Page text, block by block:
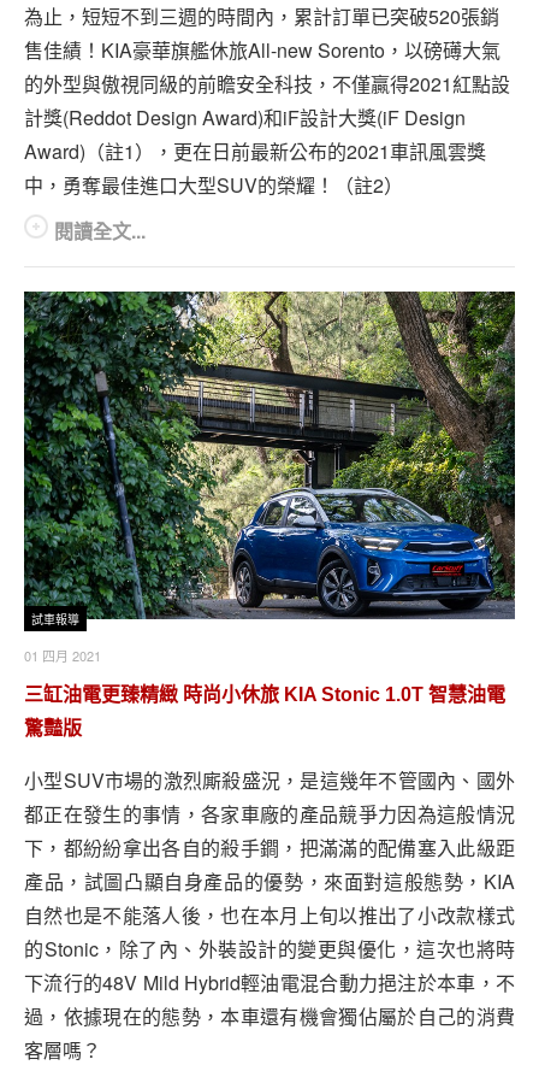
為止，短短不到三週的時間內，累計訂單已突破520張銷
售佳績！KIA豪華旗艦休旅All-new Sorento，以磅礡大氣
的外型與傲視同級的前瞻安全科技，不僅贏得2021紅點設
計獎(Reddot Design Award)和iF設計大獎(iF Design
Award)（註1），更在日前最新公布的2021車訊風雲獎
中，勇奪最佳進口大型SUV的榮耀！（註2）
閱讀全文...
試車報導
01 四月 2021
三缸油電更臻精緻 時尚小休旅 KIA Stonic 1.0T 智慧油電
驚豔版
小型SUV市場的激烈廝殺盛況，是這幾年不管國內、國外
都正在發生的事情，各家車廠的產品競爭力因為這般情況
下，都紛紛拿出各自的殺手鐧，把滿滿的配備塞入此級距
產品，試圖凸顯自身產品的優勢，來面對這般態勢，KIA
自然也是不能落人後，也在本月上旬以推出了小改款樣式
的Stonic，除了內、外裝設計的變更與優化，這次也將時
下流行的48V Mild Hybrid輕油電混合動力挹注於本車，不
過，依據現在的態勢，本車還有機會獨佔屬於自己的消費
客層嗎？